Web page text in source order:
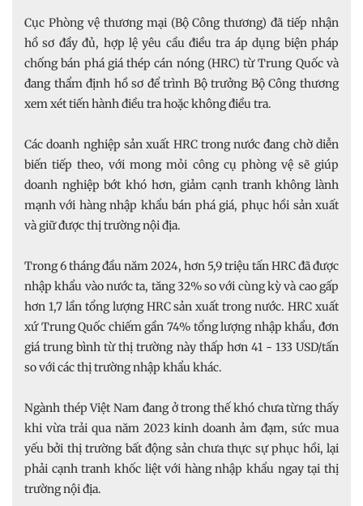
Cục Phòng vệ thương mại (Bộ Công thương) đã tiếp nhận
hồ sơ đầy đủ, hợp lệ yêu cầu điều tra áp dụng biện pháp
chống bán phá giá thép cán nóng (HRC) từ Trung Quốc và
đang thẩm định hồ sơ để trình Bộ trưởng Bộ Công thương
xem xét tiến hành điều tra hoặc không điều tra.
Các doanh nghiệp sản xuất HRC trong nước đang chờ diễn
biến tiếp theo, với mong mỏi công cụ phòng vệ sẽ giúp
doanh nghiệp bớt khó hơn, giảm cạnh tranh không lành
mạnh với hàng nhập khẩu bán phá giá, phục hồi sản xuất
và giữ được thị trường nội địa.
Trong 6 tháng đầu năm 2024, hơn 5,9 triệu tấn HRC đã được
nhập khẩu vào nước ta, tăng 32% so với cùng kỳ và cao gấp
hơn 1,7 lần tổng lượng HRC sản xuất trong nước. HRC xuất
xứ Trung Quốc chiếm gần 74% tổng lượng nhập khẩu, đơn
giá trung bình từ thị trường này thấp hơn 41 - 133 USD/tấn
so với các thị trường nhập khẩu khác.
Ngành thép Việt Nam đang ở trong thế khó chưa từng thấy
khi vừa trải qua năm 2023 kinh doanh ảm đạm, sức mua
yếu bởi thị trường bất động sản chưa thực sự phục hồi, lại
phải cạnh tranh khốc liệt với hàng nhập khẩu ngay tại thị
trường nội địa.